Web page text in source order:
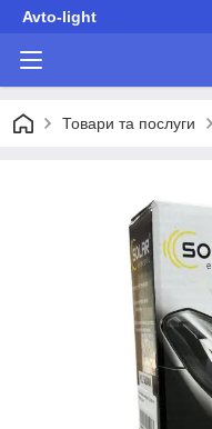
Avto-light
Товари та послуги